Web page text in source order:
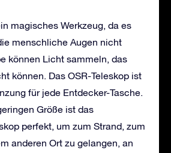
magisches Werkzeug, da es
menschliche Augen nicht
können Licht sammeln, das
können. Das OSR-Teleskop ist
für jede Entdecker-Tasche.
Größe ist das
perfekt, um zum Strand, zum
anderen Ort zu gelangen, an